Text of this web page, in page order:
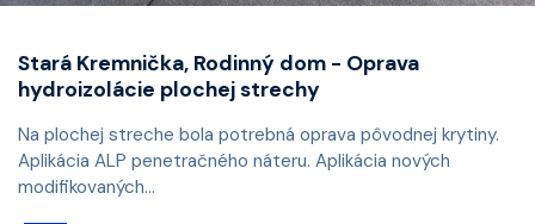
Stará Kremnička, Rodinný dom - Oprava
hydroizolácie plochej strechy
Na plochej streche bola potrebná oprava pôvodnej krytiny.
Aplikácia ALP penetračného náteru. Aplikácia nových
modifikovaných...